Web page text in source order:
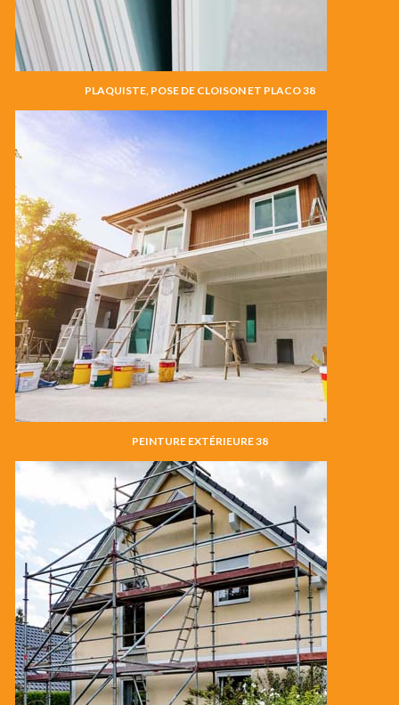
PLAQUISTE, POSE DE CLOISON ET PLACO 38
PEINTURE EXTÉRIEURE 38